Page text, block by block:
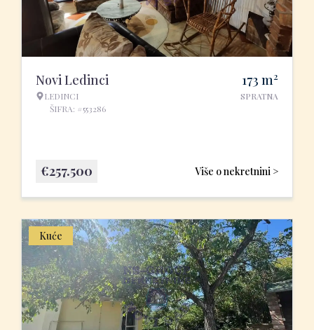
Novi Ledinci
LEDINCI
ŠIFRA: #553286
173 m2
SPRATNA
Više o nekretnini >
€257.500
Kuće